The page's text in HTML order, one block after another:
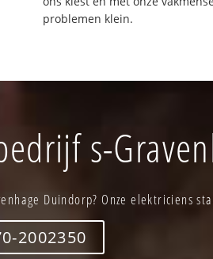
problemen klein.
s-
Duindorp? Onze elektriciens
2002350